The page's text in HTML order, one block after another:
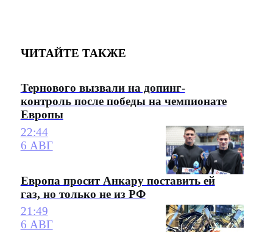
ЧИТАЙТЕ ТАКЖЕ
Тернового вызвали на допинг-
контроль после победы на чемпионате
Европы
22:44
6 АВГ
Европа просит Анкару поставить ей
газ, но только не из РФ
21:49
6 АВГ